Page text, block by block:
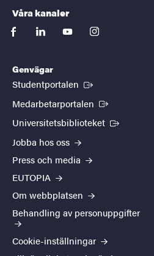
Våra kanaler
facebooklinkedinyoutubeinstagram
Genvägar
Studentportalen (Extern länk)
Medarbetarportalen (Extern länk)
Universitetsbiblioteket (Extern länk)
Jobba hos oss
Press och media
EUTOPIA
Om webbplatsen
Behandling av personuppgifter
Cookie-inställningar